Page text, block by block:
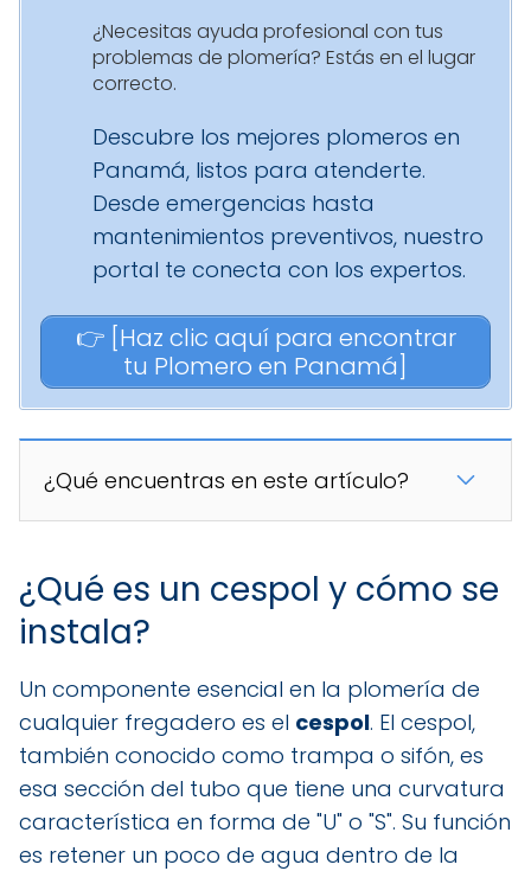
¿Necesitas ayuda profesional con tus
problemas de plomería? Estás en el lugar
correcto.
Descubre los mejores plomeros en
Panamá, listos para atenderte.
Desde emergencias hasta
mantenimientos preventivos, nuestro
portal te conecta con los expertos.
👉 [Haz clic aquí para encontrar
tu Plomero en Panamá]
¿Qué encuentras en este artículo?
¿Qué es un cespol y cómo se
instala?
Un componente esencial en la plomería de
cualquier fregadero es el cespol. El cespol,
también conocido como trampa o sifón, es
esa sección del tubo que tiene una curvatura
característica en forma de "U" o "S". Su función
es retener un poco de agua dentro de la